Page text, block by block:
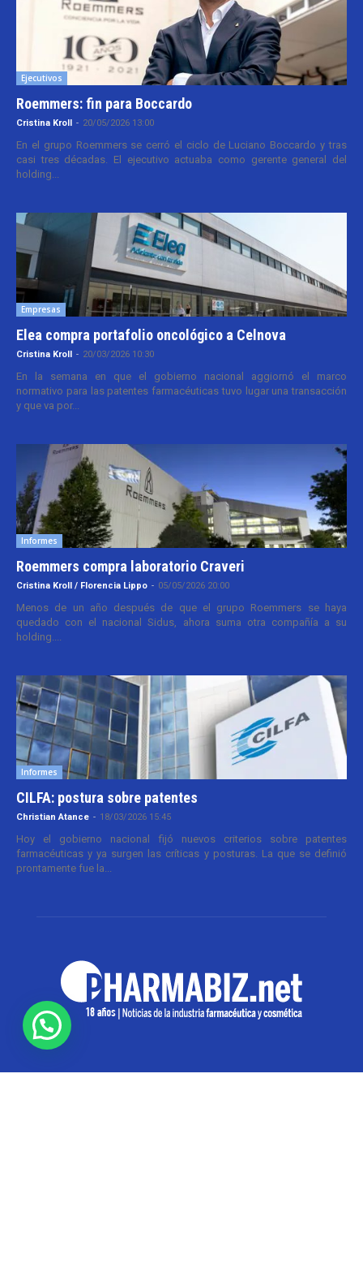
Ejecutivos
Roemmers: fin para Boccardo
Cristina Kroll - 20/05/2026 13:00
En el grupo Roemmers se cerró el ciclo de Luciano Boccardo y tras
casi tres décadas. El ejecutivo actuaba como gerente general del
holding...
Empresas
Elea compra portafolio oncológico a Celnova
Cristina Kroll - 20/03/2026 10:30
En la semana en que el gobierno nacional aggiornó el marco
normativo para las patentes farmacéuticas tuvo lugar una transacción
y que va por...
Informes
Roemmers compra laboratorio Craveri
Cristina Kroll / Florencia Lippo - 05/05/2026 20:00
Menos de un año después de que el grupo Roemmers se haya
quedado con el nacional Sidus, ahora suma otra compañía a su
holding....
Informes
CILFA: postura sobre patentes
Christian Atance - 18/03/2026 15:45
Hoy el gobierno nacional fijó nuevos criterios sobre patentes
farmacéuticas y ya surgen las críticas y posturas. La que se definió
prontamente fue la...
SOBRE NOSOTROS